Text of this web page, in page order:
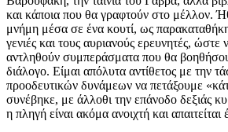
και κάποια που θα γραφτούν στο μέλλον.
μνήμη μέσα σε ένα κουτί, ως παρακαταθήκη
γενιές και τους αυριανούς ερευνητές,
αντληθούν συμπεράσματα που θα
διάλογο. Είμαι απόλυτα αντίθετος με την
προοδευτικών δυνάμεων να πετάξουμε
συνέβηκε, με άλλοθι την επάνοδο δεξιάς
η πληγή είναι ακόμα ανοιχτή και